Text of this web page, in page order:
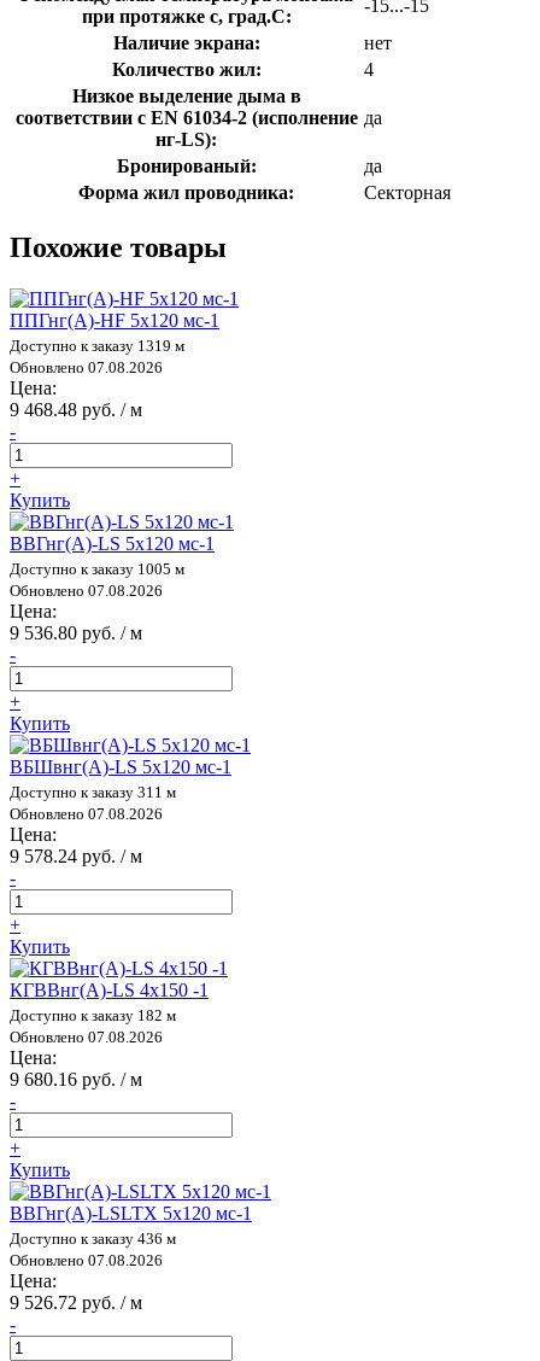
при протяжке с, град.C:
-15...-15
Наличие экрана:
нет
Количество жил:
4
Низкое выделение дыма в
соответствии с EN 61034-2 (исполнение
нг-LS):
да
Бронированый:
да
Форма жил проводника:
Секторная
Похожие товары
ППГнг(А)-HF 5х120 мс-1
Доступно к заказу 1319 м
Обновлено 07.08.2026
Цена:
9 468.48 руб. / м
-
+
Купить
ВВГнг(А)-LS 5х120 мс-1
Доступно к заказу 1005 м
Обновлено 07.08.2026
Цена:
9 536.80 руб. / м
-
+
Купить
ВБШвнг(А)-LS 5х120 мс-1
Доступно к заказу 311 м
Обновлено 07.08.2026
Цена:
9 578.24 руб. / м
-
+
Купить
КГВВнг(А)-LS 4х150 -1
Доступно к заказу 182 м
Обновлено 07.08.2026
Цена:
9 680.16 руб. / м
-
+
Купить
ВВГнг(А)-LSLTX 5х120 мс-1
Доступно к заказу 436 м
Обновлено 07.08.2026
Цена:
9 526.72 руб. / м
-